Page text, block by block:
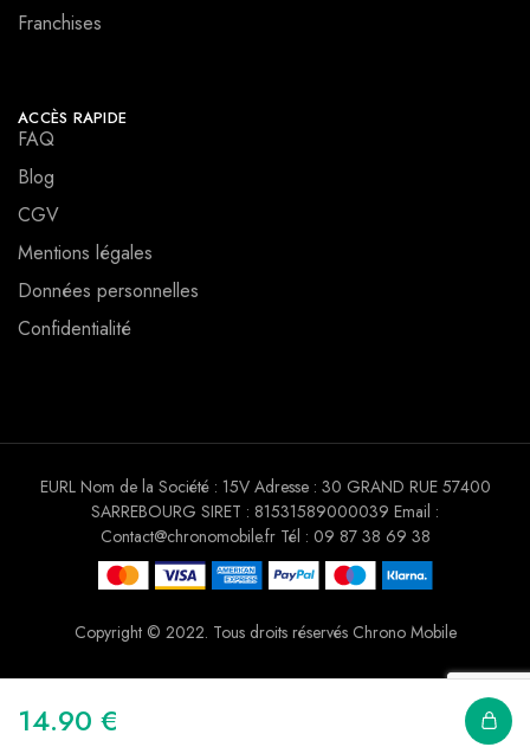
Franchises
ACCÈS RAPIDE
FAQ
Blog
CGV
Mentions légales
Données personnelles
Confidentialité
Copyright © 2022. Tous droits réservés Chrono Mobile
EURL Nom de la Société : 15V Adresse : 30 GRAND RUE 57400
SARREBOURG SIRET : 81531589000039 Email :
Contact@chronomobile.fr Tél : 09 87 38 69 38
14.90 €